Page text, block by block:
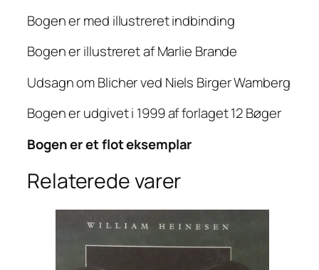
Bogen er med illustreret indbinding
Bogen er illustreret af Marlie Brande
Udsagn om Blicher ved Niels Birger Wamberg
Bogen er udgivet i 1999 af forlaget 12 Bøger
Bogen er et flot eksemplar
Relaterede varer